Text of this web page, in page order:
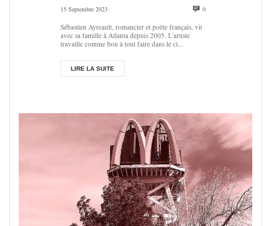
15 Septembre 2023 0
Sébastien Ayreault, romancier et poète français, vit
avec sa famille à Atlanta depuis 2005. L'artiste
travaille comme bon à tout faire dans le ci...
LIRE LA SUITE